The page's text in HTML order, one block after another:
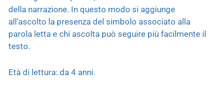
della narrazione. In questo modo si aggiunge
all’ascolto la presenza del simbolo associato alla
parola letta e chi ascolta può seguire più facilmente il
testo.
Età di lettura: da 4 anni.